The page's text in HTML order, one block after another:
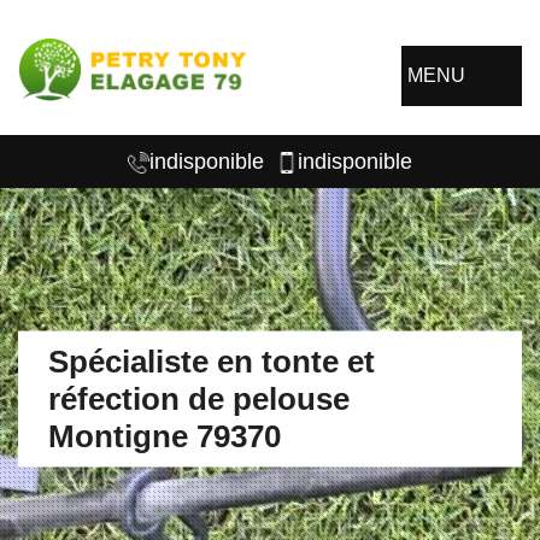
MENU
indisponible indisponible
Spécialiste en tonte et
réfection de pelouse
Montigne 79370